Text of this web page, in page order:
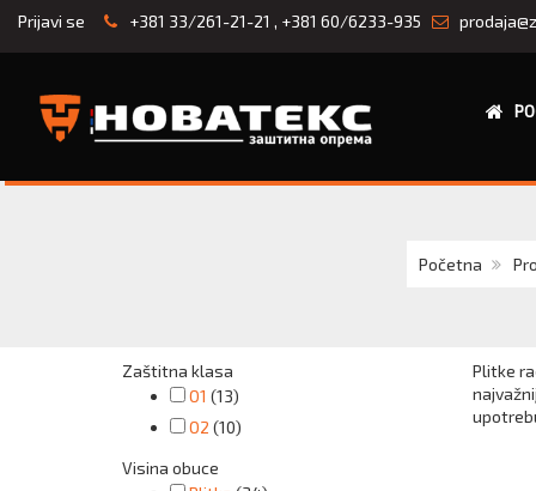
Prijavi se +381 33/261-21-21 , +381 60/6233-935
Početna
Zaštitna klasa
O1 (13)
O2 (10)
Visina obuce
Plitke